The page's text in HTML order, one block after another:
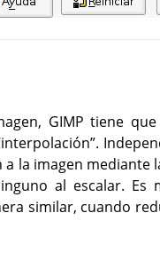
GIMP tiene
interpolación”.
la imagen
al escalar.
similar, cuando